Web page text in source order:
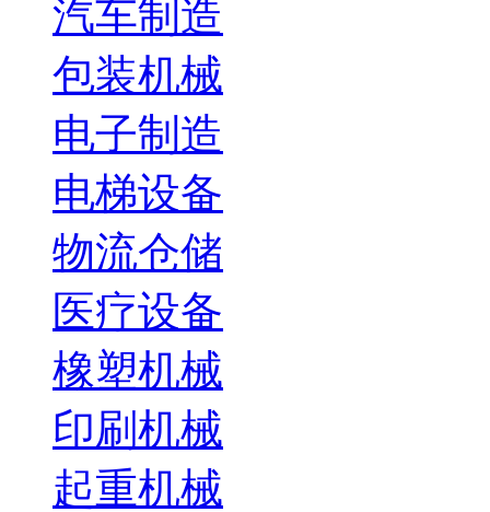
汽车制造
包装机械
电子制造
电梯设备
物流仓储
医疗设备
橡塑机械
印刷机械
起重机械